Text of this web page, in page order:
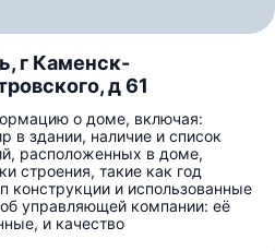
г Каменск-
д 61
о доме, включая:
в здании, наличие и список
расположенных в доме,
строения, такие как год
конструкции и использованные
управляющей компании: её
и качество